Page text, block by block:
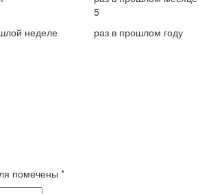
неделе
5
раз в прошлом году
помечены *